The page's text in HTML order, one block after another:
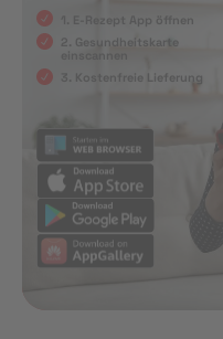
1. E-Rezept App öffnen
2. Gesundheitskarte
einscannen
3. Kostenfreie Lieferung